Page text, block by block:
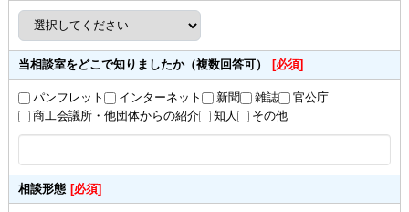
当相談室をどこで知りましたか（複数回答可） [必須]
パンフレット インターネット 新聞 雑誌
官公庁
商工会議所・他団体からの紹介
知人 その他
相談形態 [必須]